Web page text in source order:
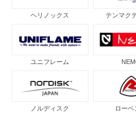
ヘリノックス テンマク
ユニフレーム
ノルディスク ローベ